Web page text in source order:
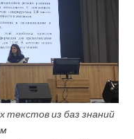
текстов из баз знаний